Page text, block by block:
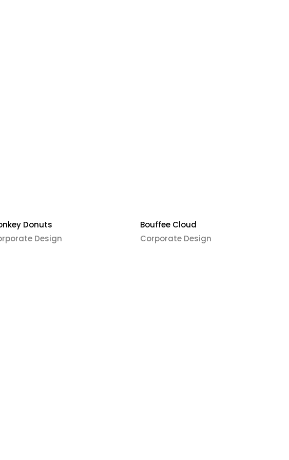
Donuts
Design
Bouffee Cloud
Corporate Design